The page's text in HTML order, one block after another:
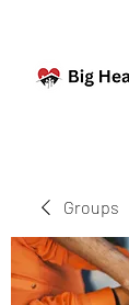
Groups